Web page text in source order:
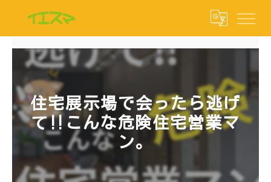
住宅展示場で会ったら逃げ
て‼︎こんな危険住宅営業マ
ン。